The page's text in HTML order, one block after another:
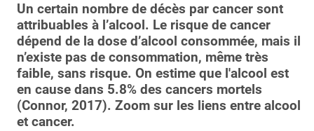
Un certain nombre de décès par cancer sont
attribuables à l’alcool. Le risque de cancer
dépend de la dose d’alcool consommée, mais il
n’existe pas de consommation, même très
faible, sans risque. On estime que l'alcool est
en cause dans 5.8% des cancers mortels
(Connor, 2017). Zoom sur les liens entre alcool
et cancer.